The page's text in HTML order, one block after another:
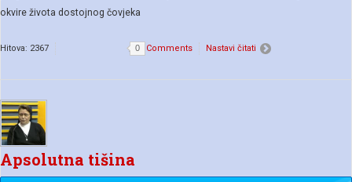
okvire života dostojnog čovjeka
Comments Nastavi čitati
Hitova: 2367 0
Apsolutna tišina